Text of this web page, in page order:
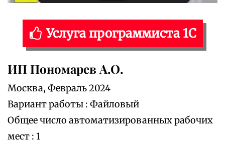
Услуга программиста 1С
ИП Пономарев А.О.
Москва, Февраль 2024
Вариант работы : Файловый
Общее число автоматизированных рабочих
мест : 1